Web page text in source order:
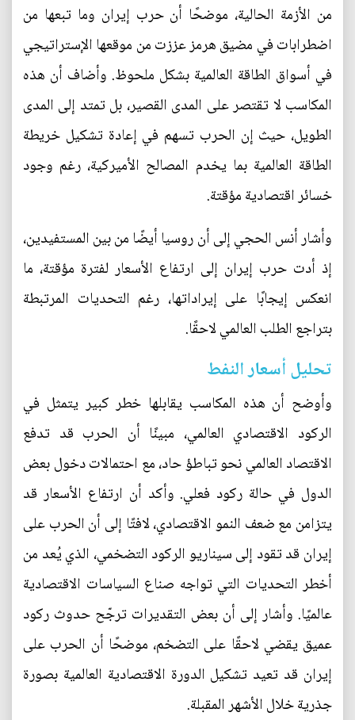
من الأزمة الحالية، موضحًا أن حرب إيران وما تبعها من
اضطرابات في مضيق هرمز عززت من موقعها الإستراتيجي
في أسواق الطاقة العالمية بشكل ملحوظ. وأضاف أن هذه
المكاسب لا تقتصر على المدى القصير، بل تمتد إلى المدى
الطويل، حيث إن الحرب تسهم في إعادة تشكيل خريطة
الطاقة العالمية بما يخدم المصالح الأميركية، رغم وجود
خسائر اقتصادية مؤقتة.
وأشار أنس الحجي إلى أن روسيا أيضًا من بين المستفيدين،
إذ أدت حرب إيران إلى ارتفاع الأسعار لفترة مؤقتة، ما
انعكس إيجابًا على إيراداتها، رغم التحديات المرتبطة
بتراجع الطلب العالمي لاحقًا.
تحليل أسعار النفط
وأوضح أن هذه المكاسب يقابلها خطر كبير يتمثل في
الركود الاقتصادي العالمي، مبينًا أن الحرب قد تدفع
الاقتصاد العالمي نحو تباطؤ حاد، مع احتمالات دخول بعض
الدول في حالة ركود فعلي. وأكد أن ارتفاع الأسعار قد
يتزامن مع ضعف النمو الاقتصادي، لافتًا إلى أن الحرب على
إيران قد تقود إلى سيناريو الركود التضخمي، الذي يُعد من
أخطر التحديات التي تواجه صناع السياسات الاقتصادية
عالميًا. وأشار إلى أن بعض التقديرات ترجّح حدوث ركود
عميق يقضي لاحقًا على التضخم، موضحًا أن الحرب على
إيران قد تعيد تشكيل الدورة الاقتصادية العالمية بصورة
جذرية خلال الأشهر المقبلة.